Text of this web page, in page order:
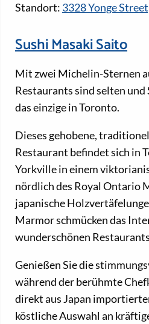
Standort: 3328 Yonge
Sushi Masaki Saito
Mit zwei Michelin-Sternen
Restaurants sind selten
das einzige in Toronto.
Dieses gehobene,
Restaurant befindet sich in
Yorkville in einem
nördlich des Royal Ontario
japanische
Marmor schmücken das
wunderschönen
Genießen Sie die
während der berühmte
direkt aus Japan
köstliche Auswahl an